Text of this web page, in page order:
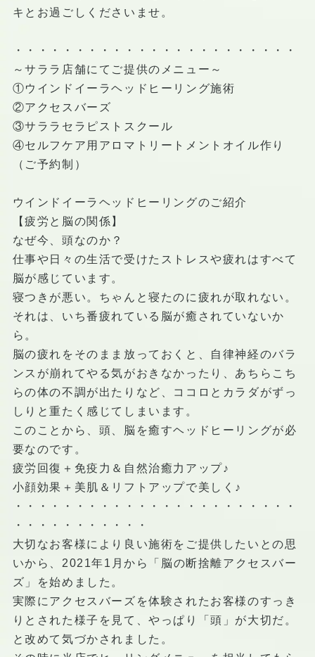
キとお過ごしくださいませ。
・・・・・・・・・・・・・・・・・・・・・・・
～サララ店舗にてご提供のメニュー～
①ウインドイーラヘッドヒーリング施術
②アクセスバーズ
③サララセラピストスクール
④セルフケア用アロマトリートメントオイル作り
（ご予約制）
ウインドイーラヘッドヒーリングのご紹介
【疲労と脳の関係】
なぜ今、頭なのか？
仕事や日々の生活で受けたストレスや疲れはすべて
脳が感じています。
寝つきが悪い。ちゃんと寝たのに疲れが取れない。
それは、いち番疲れている脳が癒されていないか
ら。
脳の疲れをそのまま放っておくと、自律神経のバラ
ンスが崩れてやる気がおきなかったり、あちらこち
らの体の不調が出たりなど、ココロとカラダがずっ
しりと重たく感じてしまいます。
このことから、頭、脳を癒すヘッドヒーリングが必
要なのです。
疲労回復＋免疫力＆自然治癒力アップ♪
小顔効果＋美肌＆リフトアップで美しく♪
・・・・・・・・・・・・・・・・・・・・・・・
・・・・・・・・・・・
大切なお客様により良い施術をご提供したいとの思
いから、2021年1月から「脳の断捨離アクセスバー
ズ」を始めました。
実際にアクセスバーズを体験されたお客様のすっき
りとされた様子を見て、やっぱり「頭」が大切だ。
と改めて気づかされました。